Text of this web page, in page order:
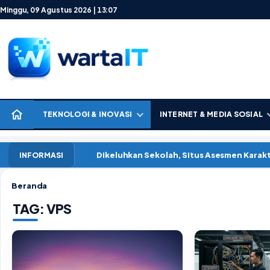
Lewati ke konten
Minggu, 09 Agustus 2026 | 13:07
TEKNOLOGI & INOVASI INTERNET & MEDIA SOSIAL
INFORMASI Dikeluhkan Sekolah, Situs Asesmen
Beranda
TAG:VPS